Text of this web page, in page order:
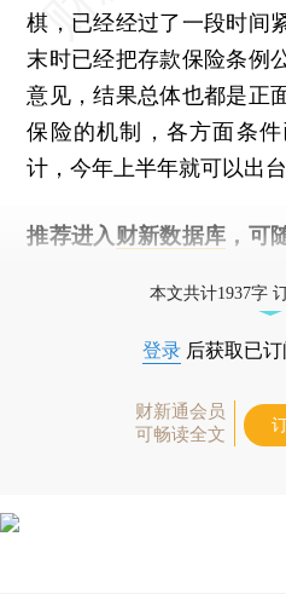
棋，已经经过了一段时间
末时已经把存款保险条例
意见，结果总体也都是正
保险的机制，各方面条
计，今年上半年就可以出台
推荐进入 财新数据库 ，可
本文共计1937字
登录 后获取已
财新通会员
可畅读全文